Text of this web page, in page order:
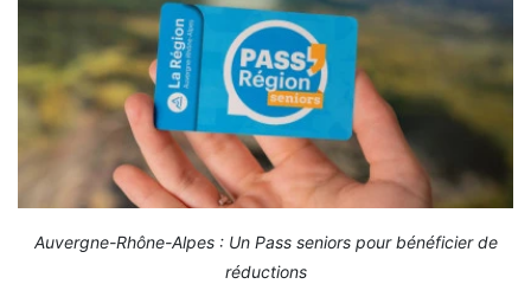
Auvergne-Rhône-Alpes : Un Pass seniors pour bénéficier de
réductions